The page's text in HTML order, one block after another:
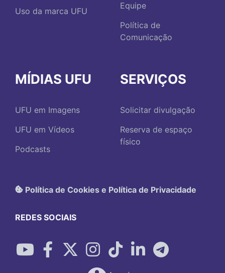
Uso da marca UFU
Equipe
Política de
Comunicação
MÍDIAS UFU
UFU em Imagens
UFU em Vídeos
Podcasts
SERVIÇOS
Solicitar divulgação
Reserva de espaço
físico
Política de Cookies e Política de Privacidade
REDES SOCIAIS